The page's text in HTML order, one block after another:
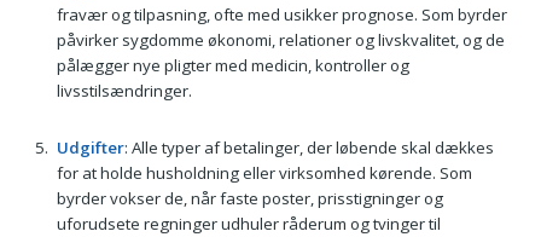
fravær og tilpasning, ofte med usikker prognose. Som byrder
påvirker sygdomme økonomi, relationer og livskvalitet, og de
pålægger nye pligter med medicin, kontroller og
livsstilsændringer.
Udgifter: Alle typer af betalinger, der løbende skal dækkes
for at holde husholdning eller virksomhed kørende. Som
byrder vokser de, når faste poster, prisstigninger og
uforudsete regninger udhuler råderum og tvinger til